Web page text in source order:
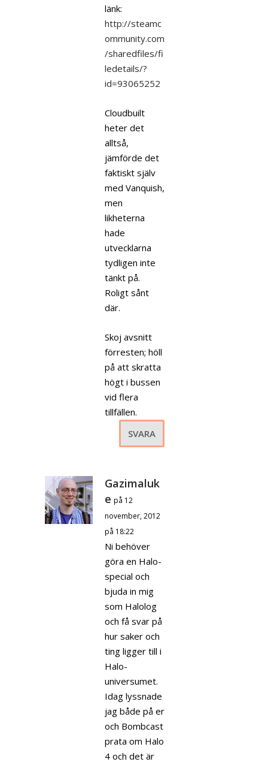
länk:
http://steamc
ommunity.com
/sharedfiles/fi
ledetails/?
id=93065252
Cloudbuilt
heter det
alltså,
jämförde det
faktiskt själv
med Vanquish,
men
likheterna
hade
utvecklarna
tydligen inte
tänkt på.
Roligt sånt
där.
Skoj avsnitt
förresten; höll
på att skratta
högt i bussen
vid flera
tillfällen.
SVARA
Gazimaluk
e på 12
november, 2012
på 18:22
Ni behöver
göra en Halo-
special och
bjuda in mig
som Halolog
och få svar på
hur saker och
ting ligger till i
Halo-
universumet.
Idag lyssnade
jag både på er
och Bombcast
prata om Halo
4 och det är